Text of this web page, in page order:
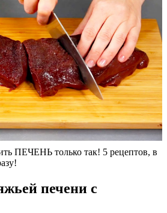
ПЕЧЕНЬ только так! 5 рецептов, в
печени с